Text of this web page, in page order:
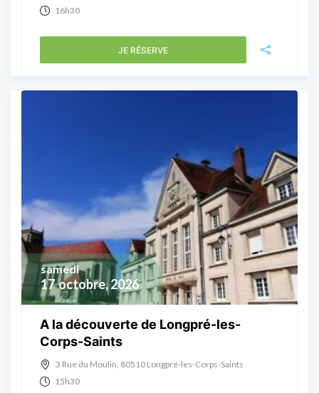
16h30
JE RÉSERVE
17 octobre, 2026
samedi
A la découverte de Longpré-les-
Corps-Saints
3 Rue du Moulin, 80510 Longpré-les-Corps-Saints
15h30